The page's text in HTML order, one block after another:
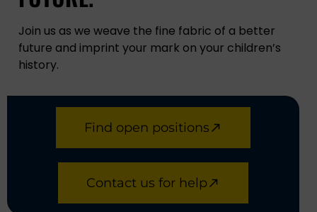
Join us as we weave the fine fabric of a better
future and imprint your mark on your children’s
history.
Find open positions
Contact us for help